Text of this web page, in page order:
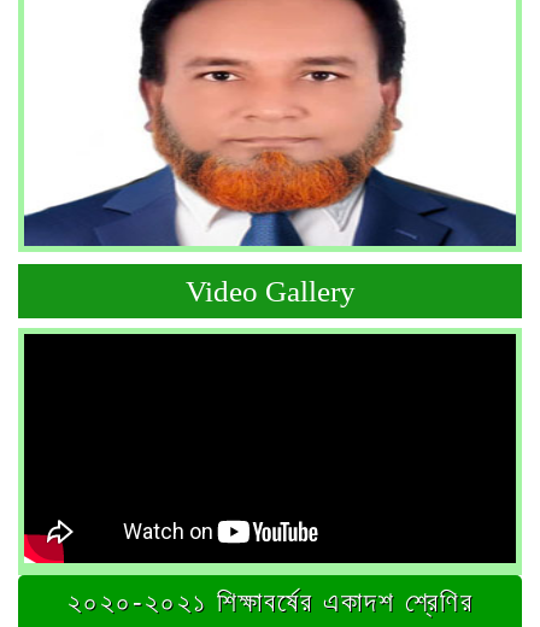
Video Gallery
২০২০-২০২১ শিক্ষাবর্ষের একাদশ শ্রেণির